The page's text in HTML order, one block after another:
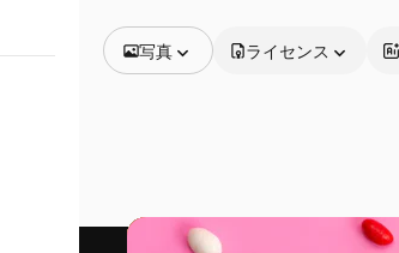
写真
動画
ライセンス